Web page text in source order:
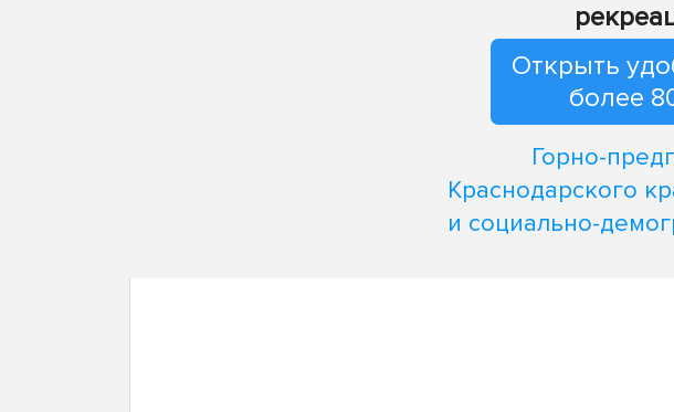
Открыть
более
Горно-
Краснодарского
и социально-